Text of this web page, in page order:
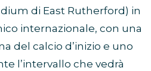
di East Rutherford) in
internazionale, con una
del calcio d’inizio e uno
l’intervallo che vedrà